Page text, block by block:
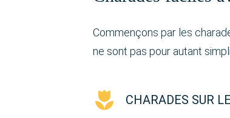
Commençons par les
ne sont pas pour autant
CHARADES SUR